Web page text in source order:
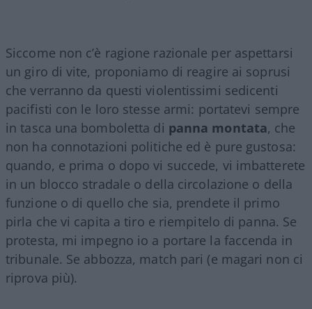
Siccome non c’è ragione razionale per aspettarsi
un giro di vite, proponiamo di reagire ai soprusi
che verranno da questi violentissimi sedicenti
pacifisti con le loro stesse armi: portatevi sempre
in tasca una bomboletta di panna montata, che
non ha connotazioni politiche ed è pure gustosa:
quando, e prima o dopo vi succede, vi imbatterete
in un blocco stradale o della circolazione o della
funzione o di quello che sia, prendete il primo
pirla che vi capita a tiro e riempitelo di panna. Se
protesta, mi impegno io a portare la faccenda in
tribunale. Se abbozza, match pari (e magari non ci
riprova più).